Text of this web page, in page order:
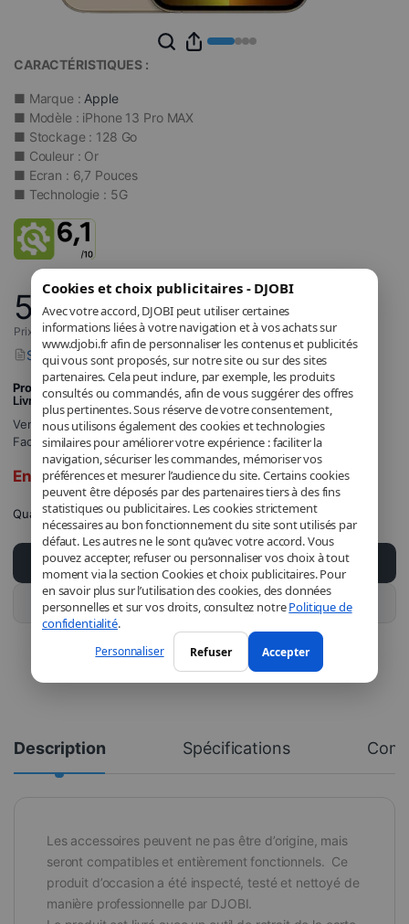
Cookies et choix publicitaires - DJOBI
Avec votre accord, DJOBI peut utiliser certaines
informations liées à votre navigation et à vos achats sur
www.djobi.fr afin de personnaliser les contenus et publicités
qui vous sont proposés, sur notre site ou sur des sites
partenaires. Cela peut inclure, par exemple, les produits
consultés ou commandés, afin de vous suggérer des offres
plus pertinentes. Sous réserve de votre consentement,
nous utilisons également des cookies et technologies
similaires pour améliorer votre expérience : faciliter la
navigation, sécuriser les commandes, mémoriser vos
préférences et mesurer l’audience du site. Certains cookies
peuvent être déposés par des partenaires tiers à des fins
statistiques ou publicitaires. Les cookies strictement
nécessaires au bon fonctionnement du site sont utilisés par
défaut. Les autres ne le sont qu’avec votre accord. Vous
pouvez accepter, refuser ou personnaliser vos choix à tout
moment via la section Cookies et choix publicitaires. Pour
en savoir plus sur l’utilisation des cookies, des données
personnelles et sur vos droits, consultez notrePolitique de
confidentialité.
Personnaliser Refuser Accepter
CARACTÉRISTIQUES :
■ Marque : Apple
■ Modèle : iPhone 13 Pro MAX
■ Stockage : 128 Go
■ Couleur : Or
■ Ecran : 6,7 Pouces
■ Technologie : 5G
519
Prix incluant la TVA applicable.
Signaler un problème avec ce produit
Produit d’occasion
Livraison GRATUITE
Vendu et expédié parDonovan BATIN.
Facturé par DJOBI.
En rupture de stock
Quantité
Ajouter au panier
Acheter ce produit
Description Spécifications
Les accessoires peuvent ne pas être d’origine, mais
seront compatibles et entièrement fonctionnels. Ce
produit d’occasion a été inspecté, testé et nettoyé de
manière professionnelle par DJOBI.